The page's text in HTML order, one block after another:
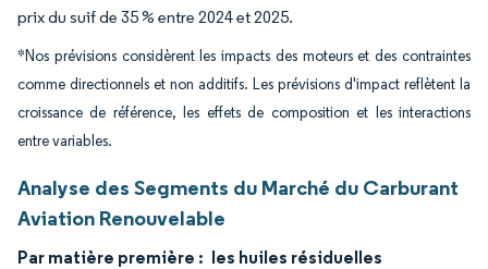
prix du suif de 35 % entre 2024 et 2025.
*Nos prévisions considèrent les impacts des moteurs et des contraintes
comme directionnels et non additifs. Les prévisions d'impact reflètent la
croissance de référence, les effets de composition et les interactions
entre variables.
Analyse des Segments du Marché du Carburant
Aviation Renouvelable
Par matière première : les huiles résiduelles